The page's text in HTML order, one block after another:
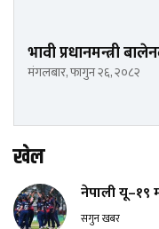
भावी प्रधानमन्त्री
मंगलबार, फागुन २६, २०८२
खेल
नेपाली यू–१९
सगुन खबर